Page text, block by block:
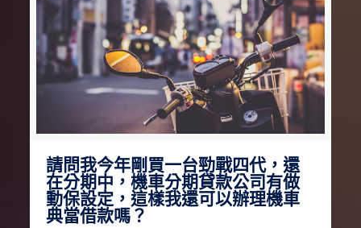
請問我今年剛買一台勁戰四代，還
在分期中，機車分期貸款公司有做
動保設定，這樣我還可以辦理機車
典當借款嗎？